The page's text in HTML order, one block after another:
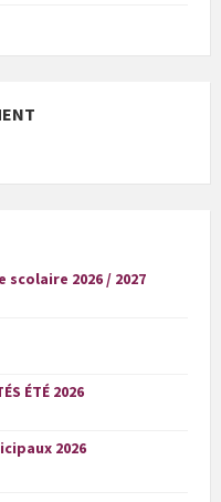
2026 / 2027
ÉTÉ 2026
2026